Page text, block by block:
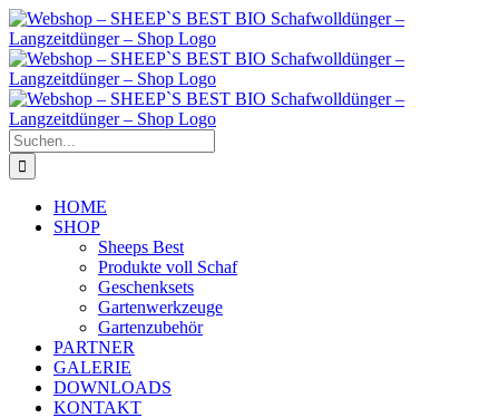
Zum
Inhalt
springen
Suche
nach:
HOME
SHOP
Sheeps Best
Produkte voll Schaf
Geschenksets
Gartenwerkzeuge
Gartenzubehör
PARTNER
GALERIE
DOWNLOADS
KONTAKT